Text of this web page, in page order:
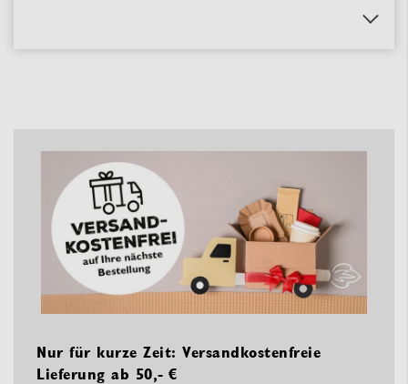
Nur für kurze Zeit: Versandkostenfreie
Lieferung ab 50,- €